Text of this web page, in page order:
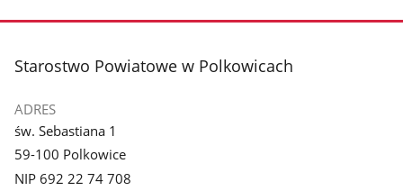
stopka
Starostwo Powiatowe w Polkowicach
ADRES
św. Sebastiana 1
59-100 Polkowice
NIP 692 22 74 708